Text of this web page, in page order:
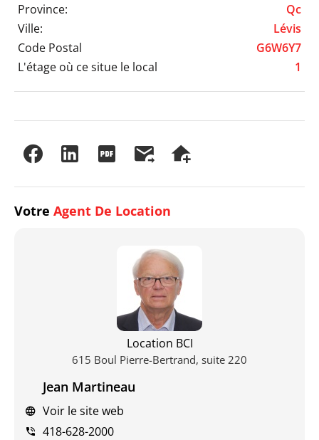
Province:
Qc
Ville:
Lévis
Code Postal
G6W6Y7
L'étage où ce situe le local
1
Votre Agent De Location
Location BCI
615 Boul Pierre-Bertrand, suite 220
Jean Martineau
Voir le site web
418-628-2000